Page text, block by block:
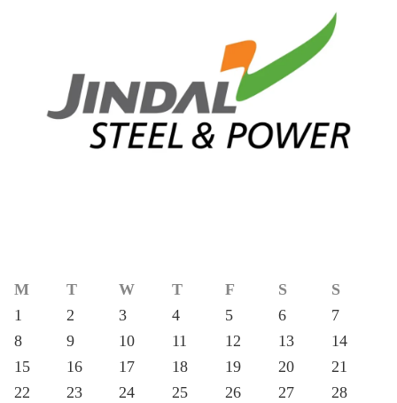
M T W T F S
S
1
2 3 4 5 6
7
8
9 10 11 12 13
14
15
16 17 18 19 20
21
22
23 24 25 26 27
28